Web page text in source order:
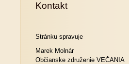
Kontakt
Stránku spravuje
Marek Molnár
Občianske združenie VEČANIA